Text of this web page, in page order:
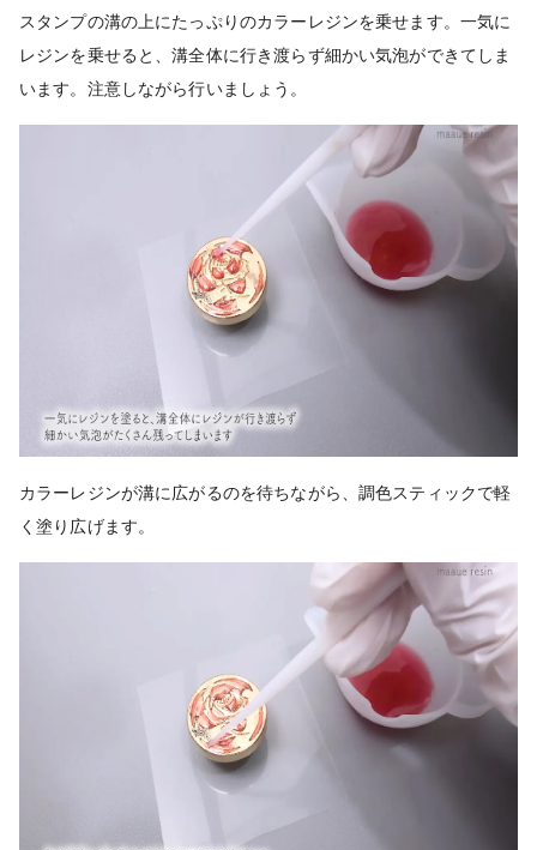
スタンプの溝の上にたっぷりのカラーレジンを乗せます。 一気に
レジンを乗せると、溝全体に行き渡らず細かい気泡ができてしま
います。注意しながら行いましょう。
カラーレジンが溝に広がるのを待ちながら、調色スティックで軽
く塗り広げます。